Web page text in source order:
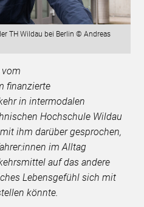
TH Wildau bei Berlin © Andreas
finanzierte
in intermodalen
Hochschule Wildau
ihm darüber gesprochen,
im Alltag
auf das andere
Lebensgefühl sich mit
könnte.